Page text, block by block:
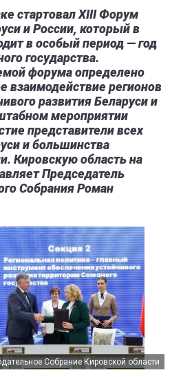
стартовал XIII Форум
и России, который в
в особый период — год
государства.
форума определено
взаимодействие регионов
развития Беларуси и
мероприятии
представители всех
и большинства
Кировскую область на
Председатель
Собрания Роман
Собрание Кировской области